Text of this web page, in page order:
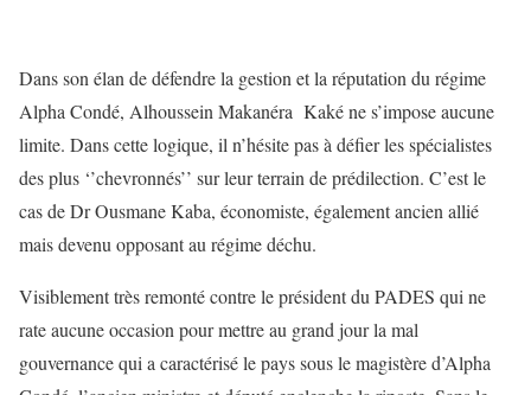
Dans son élan de défendre la gestion et la réputation du régime
Alpha Condé, Alhoussein Makanéra Kaké ne s’impose aucune
limite. Dans cette logique, il n’hésite pas à défier les spécialistes
des plus ‘’chevronnés’’ sur leur terrain de prédilection. C’est le
cas de Dr Ousmane Kaba, économiste, également ancien allié
mais devenu opposant au régime déchu.
Visiblement très remonté contre le président du PADES qui ne
rate aucune occasion pour mettre au grand jour la mal
gouvernance qui a caractérisé le pays sous le magistère d’Alpha